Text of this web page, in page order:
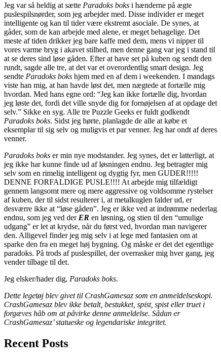
Jeg var så heldig at sætte Paradoks boks i hænderne på ægte
puslespilsnørder, som jeg arbejder med. Disse individer er meget
intelligente og kan til tider være ekstremt asociale. De synes, at
gåder, som de kan arbejde med alene, er meget behagelige. Det
meste af tiden drikker jeg bare kaffe med dem, mens vi nipper til
vores varme bryg i akavet stilhed, men denne gang var jeg i stand til
at se deres sind løse gåden. Efter at have set på kuben og sendt den
rundt, sagde alle tre, at det var et overordentlig smart design. Jeg
sendte Paradoks boks hjem med en af ​​dem i weekenden. I mandags
viste han mig, at han havde løst det, men nægtede at fortælle mig
hvordan. Med hans egne ord: “Jeg kan ikke fortælle dig, hvordan
jeg løste det, fordi det ville snyde dig for fornøjelsen af ​​at opdage det
selv.” Sikke en syg. Alle tre Puzzle Geeks er fuldt godkendt
Paradoks boks. Sidst jeg hørte, planlagde de alle at købe et
eksemplar til sig selv og muligvis et par venner. Jeg har ondt af deres
venner.
Paradoks boks er min nye modstander. Jeg synes, det er latterligt, at
jeg ikke har kunne finde ud af løsningen endnu. Jeg betragter mig
selv som en rimelig intelligent og dygtig fyr, men GUDER!!!!!
DENNE FORFALDIGE PUSLE!!!! At arbejde mig tilfældigt
gennem langsomt mere og mere aggressive og voldsomme rystelser
af kuben, der til sidst resulterer i, at metalkuglen falder ud, er
desværre ikke at “løse gåden”. Jeg er ikke ved at indrømme nederlag
endnu, som jeg ved der ER en løsning, og stien til den “umulige
udgang” er let at krydse, når du først ved, hvordan man navigerer
den. Alligevel finder jeg mig selv i at lege med fantasien om at
sparke den fra en meget høj bygning. Og måske er det det egentlige
paradoks. På trods af puslespillet, der overrasker mig hver gang, jeg
vender tilbage til det.
Jeg elsker/hader dig, Paradoks boks.
Dette legetøj blev givet til CrashGamesaz som en anmeldelseskopi.
CrashGamesaz blev ikke betalt, bestukket, spist, spist eller truet i
forgæves håb om at påvirke denne anmeldelse. Sådan er
CrashGamesaz’ statueske og legendariske integritet.
Recent Posts